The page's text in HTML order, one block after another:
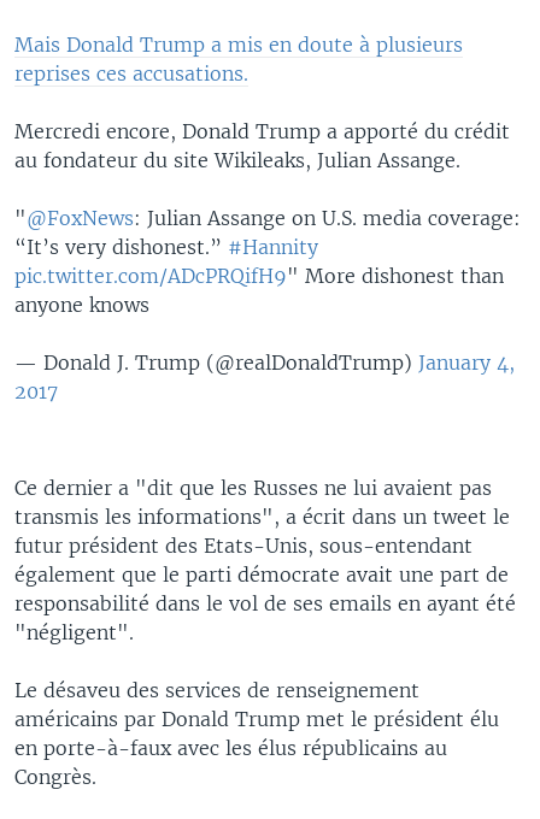
Mais Donald Trump a mis en doute à plusieurs
reprises ces accusations.
Mercredi encore, Donald Trump a apporté du crédit
au fondateur du site Wikileaks, Julian Assange.
"@FoxNews: Julian Assange on U.S. media coverage:
“It’s very dishonest.” #Hannity
pic.twitter.com/ADcPRQifH9" More dishonest than
anyone knows
— Donald J. Trump (@realDonaldTrump) January 4,
2017
Ce dernier a "dit que les Russes ne lui avaient pas
transmis les informations", a écrit dans un tweet le
futur président des Etats-Unis, sous-entendant
également que le parti démocrate avait une part de
responsabilité dans le vol de ses emails en ayant été
"négligent".
Le désaveu des services de renseignement
américains par Donald Trump met le président élu
en porte-à-faux avec les élus républicains au
Congrès.